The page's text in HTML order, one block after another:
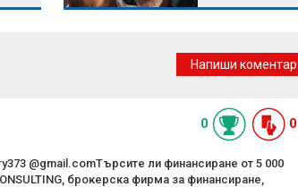
кикбокс в тежка категория
Кобиляне е в
неизвестност
Напиши коментар
0 0
@gmail.comТърсите ли финансиране от 5 000
брокерска фирма за финансиране,